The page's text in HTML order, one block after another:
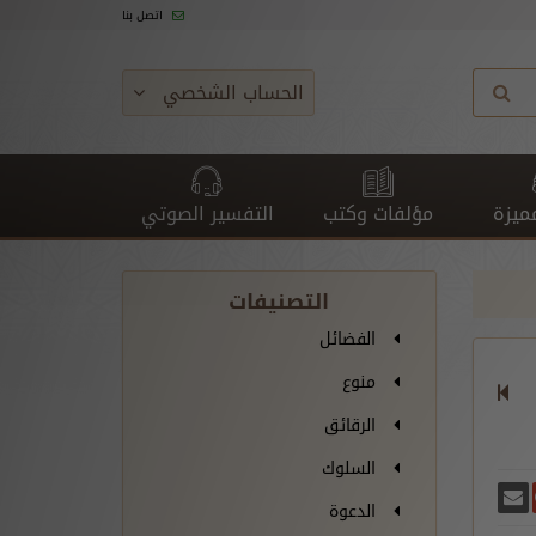
اتصل بنا
الحساب الشخصي
مؤلفات وكتب التفسير الصوتي
شارك على غوغل بلس
التصنيفات
الفضائل
منوع
الرقائق
السلوك
الدعوة